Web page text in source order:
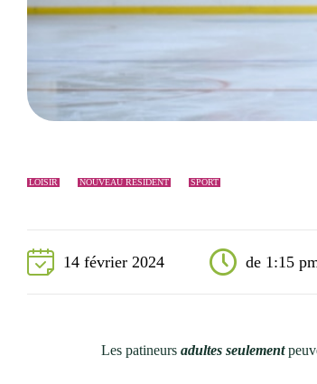
Événements
Accessibilité universelle
La Sarre, ville familiale
Répertoire des organismes
LOISIR NOUVEAU RÉSIDENT
SPORT
14 février 2024 de 1:15
Les patineurs adultes seulement